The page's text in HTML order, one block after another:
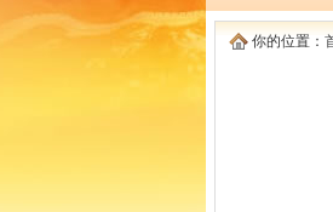
你的位置：